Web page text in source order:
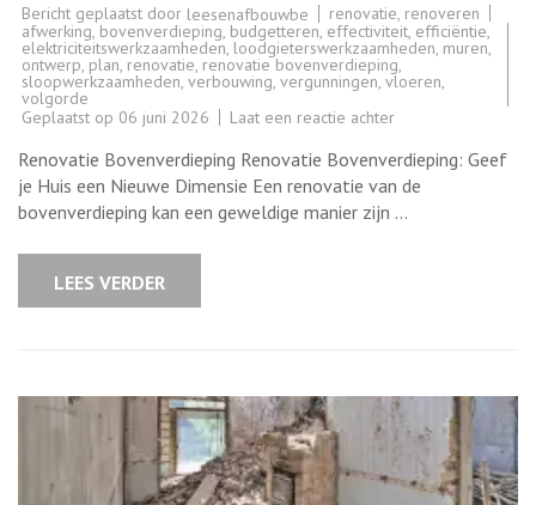
Bericht geplaatst door leesenafbouwbe renovatie, renoveren
afwerking, bovenverdieping, budgetteren, effectiviteit, efficiëntie,
elektriciteitswerkzaamheden, loodgieterswerkzaamheden, muren,
ontwerp, plan, renovatie, renovatie bovenverdieping,
sloopwerkzaamheden, verbouwing, vergunningen, vloeren,
volgorde
Geplaatst op 06 juni 2026 Laat een reactie achterop
Bovenverdieping:
Geef
je
Huis
een
Renovatie Bovenverdieping Renovatie Bovenverdieping: Geef
je Huis een Nieuwe Dimensie Een renovatie van de
bovenverdieping kan een geweldige manier zijn …
LEES VERDER